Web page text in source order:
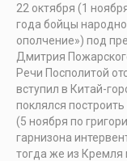
22 октября (1
года бойцы
ополчение») под
Дмитрия
Речи Посполитой
вступил в Китай-
поклялся
(5 ноября по
гарнизона
тогда же из Кремля